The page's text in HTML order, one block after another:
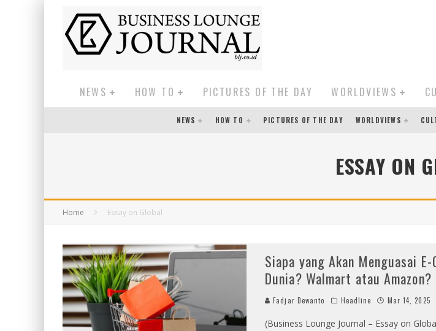
NEWS HOW TO PICTURES OF THE DAY WORLDVIEWS
NEWS HOW TO PICTURES OF THE DAY WORLDVIEWS
ESSAY ON
Home Essay on Global
Siapa yang Akan Menguasai E-
Dunia? Walmart atau Amazon?
Fadjar Dewanto Headline Mar 14, 2025
(Business Lounge Journal – Essay on